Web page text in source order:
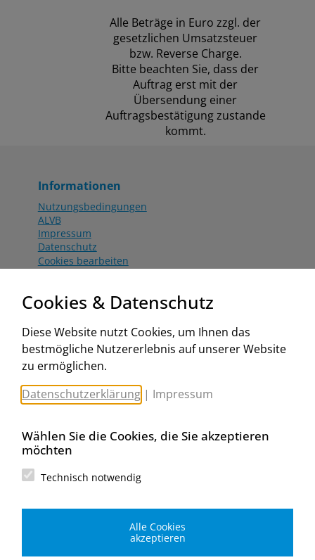
Alle Beträge in Euro zzgl. der
gesetzlichen Umsatzsteuer
bzw. Reverse Charge.
Bitte beachten Sie, dass der
Auftrag erst mit der
Übersendung einer
Auftragsbestätigung zustande
kommt.
Informationen
Nutzungsbedingungen
ALVB
Impressum
Datenschutz
Cookies bearbeiten
Aktionsbedingungen
www.worahnik.at
Zentrale Köttlach
Michael Worahnik GmbH
Spenglerartikel
Industriestraße 90, Köttlach
Filiale Wien
Spenglerartikel
Cookies & Datenschutz
Diese Website nutzt Cookies, um Ihnen das
bestmögliche Nutzererlebnis auf unserer Website
zu ermöglichen.
Datenschutzerklärung | Impressum
Wählen Sie die Cookies, die Sie akzeptieren
möchten
Technisch notwendig
Alle Cookies
akzeptieren